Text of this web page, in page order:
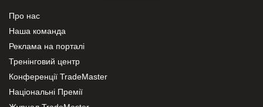
Про нас
Наша команда
Реклама на порталі
Тренінговий центр
Конференції TradeMaster
Національні Премії